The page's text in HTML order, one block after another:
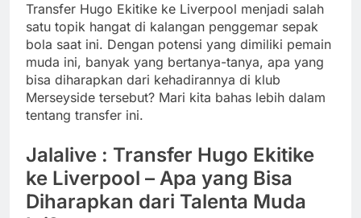
Transfer Hugo Ekitike ke Liverpool menjadi salah
satu topik hangat di kalangan penggemar sepak
bola saat ini. Dengan potensi yang dimiliki pemain
muda ini, banyak yang bertanya-tanya, apa yang
bisa diharapkan dari kehadirannya di klub
Merseyside tersebut? Mari kita bahas lebih dalam
tentang transfer ini.
Jalalive : Transfer Hugo Ekitike
ke Liverpool – Apa yang Bisa
Diharapkan dari Talenta Muda